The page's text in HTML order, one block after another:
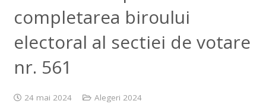
completarea biroului
electoral al sectiei de votare
nr. 561
24 mai 2024 Alegeri 2024